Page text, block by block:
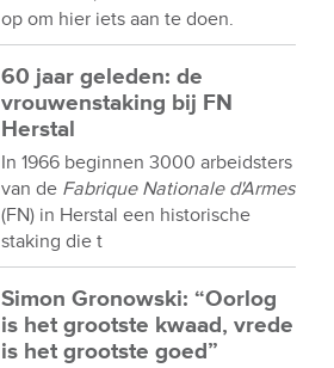
op om hier iets aan te doen.
60 jaar geleden: de
vrouwenstaking bij FN
Herstal
In 1966 beginnen 3000 arbeidsters
van de Fabrique Nationale d'Armes
(FN) in Herstal een historische
staking die t
Simon Gronowski: “Oorlog
is het grootste kwaad, vrede
is het grootste goed”